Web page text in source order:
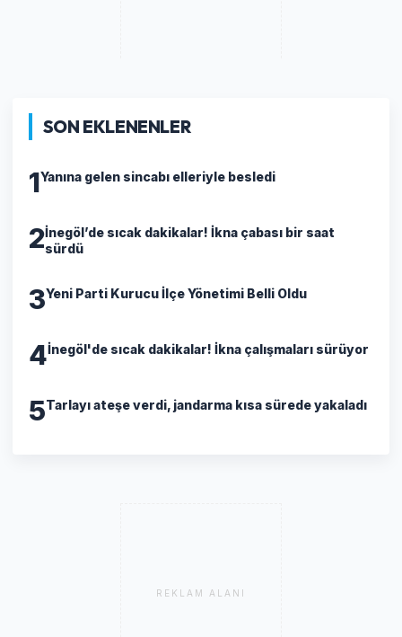
SON EKLENENLER
1Yanına gelen sincabı elleriyle besledi
2İnegöl’de sıcak dakikalar! İkna çabası bir saat
sürdü
3Yeni Parti Kurucu İlçe Yönetimi Belli Oldu
4İnegöl'de sıcak dakikalar! İkna çalışmaları sürüyor
5Tarlayı ateşe verdi, jandarma kısa sürede yakaladı
REKLAM ALANI